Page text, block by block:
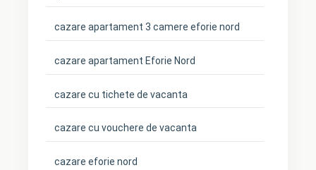
cazare apartament 3 camere eforie nord
cazare apartament Eforie Nord
cazare cu tichete de vacanta
cazare cu vouchere de vacanta
cazare eforie nord